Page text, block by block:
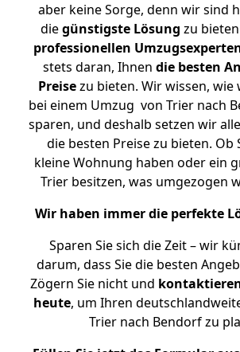
aber keine Sorge, denn wir sind
diegünstigste Lösung zu
professionellen
stets daran, Ihnen die besten
Preisezu bieten. Wir wissen, wie
bei einem Umzug von Trier nach
sparen, und deshalb setzen wir
die besten Preise zu bieten. Ob
kleine Wohnung haben oder ein
Trier besitzen, was umgezogen
Wir haben immer die perfekte
Sparen Sie sich die Zeit – wir
darum, dass Sie die besten
Zögern Sie nicht und
heute, um Ihren
Trier nach Bendorf zu